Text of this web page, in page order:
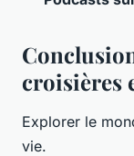
croisières
Explorer le
vie.